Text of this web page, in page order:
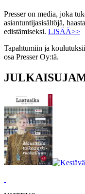
Presser on media, joka
asiantuntijasisältöjä,
edistämiseksi. LISÄÄ>>
Tapahtumiin ja
osa Presser Oy:tä.